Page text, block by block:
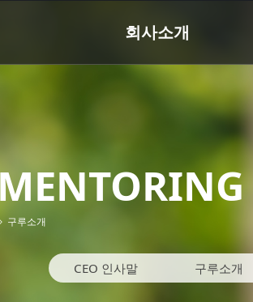
회사소개
구루소개
CEO 인사말 구루소개